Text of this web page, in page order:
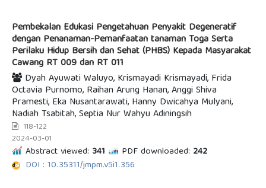
Pembekalan Edukasi Pengetahuan Penyakit Degeneratif
dengan Penanaman-Pemanfaatan tanaman Toga Serta
Perilaku Hidup Bersih dan Sehat (PHBS) Kepada Masyarakat
Cawang RT 009 dan RT 011
Dyah Ayuwati Waluyo, Krismayadi Krismayadi, Frida
Octavia Purnomo, Raihan Arung Hanan, Anggi Shiva
Pramesti, Eka Nusantarawati, Hanny Dwicahya Mulyani,
Nadiah Tsabitah, Septia Nur Wahyu Adiningsih
118-122
2024-03-01
Abstract viewed: 341 PDF downloaded: 242
DOI : 10.35311/jmpm.v5i1.356